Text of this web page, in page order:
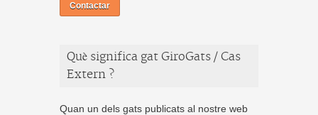
Contactar
Què significa gat GiroGats / Cas
Extern ?
Quan un dels gats publicats al nostre web